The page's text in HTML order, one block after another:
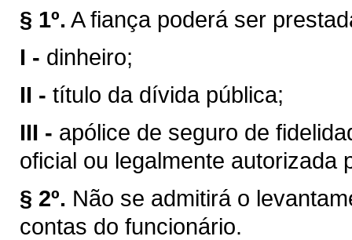
§ 1º. A fiança poderá ser
I - dinheiro;
II - título da dívida pública;
III - apólice de seguro de
oficial ou legalmente autorizada
§ 2º. Não se admitirá o
contas do funcionário.